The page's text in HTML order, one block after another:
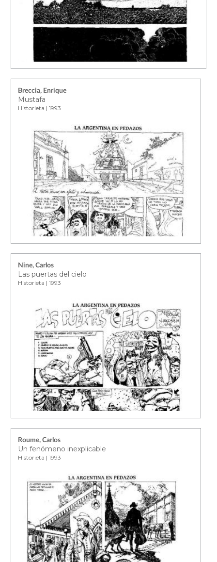
Breccia, Enrique
Mustafa
Historieta | 1993
Nine, Carlos
Las puertas del cielo
Historieta | 1993
Roume, Carlos
Un fenómeno inexplicable
Historieta | 1993